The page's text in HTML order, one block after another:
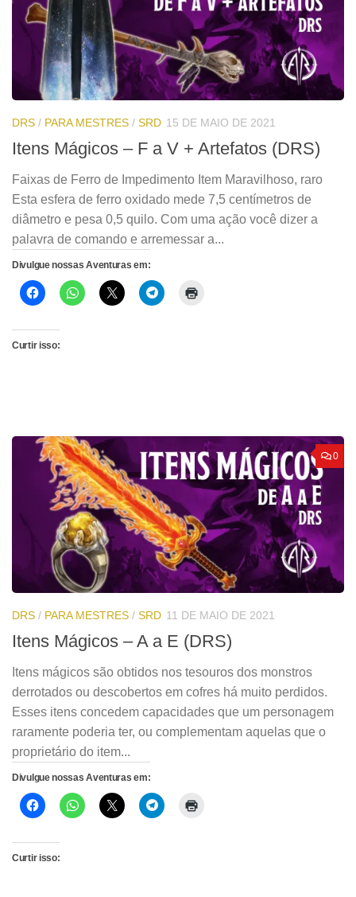
DRS / PARA MESTRES / SRD 15 DE MAIO DE 2021
Itens Mágicos – F a V + Artefatos (DRS)
Faixas de Ferro de Impedimento Item Maravilhoso, raro
Esta esfera de ferro oxidado mede 7,5 centímetros de
diâmetro e pesa 0,5 quilo. Com uma ação você dizer a
palavra de comando e arremessar a...
Divulgue nossas Aventuras em:
Curtir isso:
0
DRS / PARA MESTRES / SRD 11 DE MAIO DE 2021
Itens Mágicos – A a E (DRS)
Itens mágicos são obtidos nos tesouros dos monstros
derrotados ou descobertos em cofres há muito perdidos.
Esses itens concedem capacidades que um personagem
raramente poderia ter, ou complementam aquelas que o
proprietário do item...
Divulgue nossas Aventuras em:
Curtir isso: